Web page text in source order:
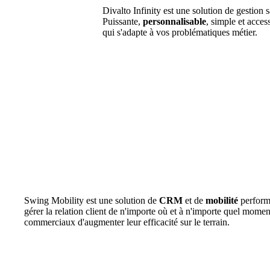
Divalto Infinity est une solution de gestion
Puissante, personnalisable, simple et
qui s'adapte à vos problématiques métier.
Swing Mobility est une solution de CRM et de mobilité
gérer la relation client de n'importe où et à n'importe quel
commerciaux d'augmenter leur efficacité sur le terrain.